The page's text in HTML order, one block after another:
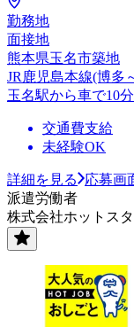
勤務地
面接地
熊本県玉名市築地
JR鹿児島本線(博多
玉名駅から車で10分
交通費支給
未経験OK
詳細を見る
応募画
派遣労働者
株式会社ホットス